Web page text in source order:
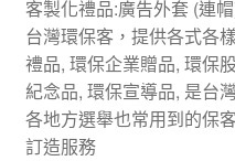
客製化禮品:廣告外套 (連
台灣環保客，提供各式各
禮品, 環保企業贈品, 環保
紀念品, 環保宣導品, 是台
各地方選舉也常用到的保
訂造服務